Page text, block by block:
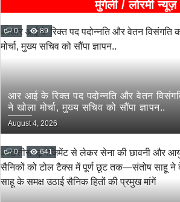
मुंगेली / लोरमी न्यूज़
0 89
आर आई के रिक्त पद पदोन्नति और वेतन
ने खोला मोर्चा, मुख्य सचिव को सौंपा ज्ञापन..
August 4, 2026
0 641